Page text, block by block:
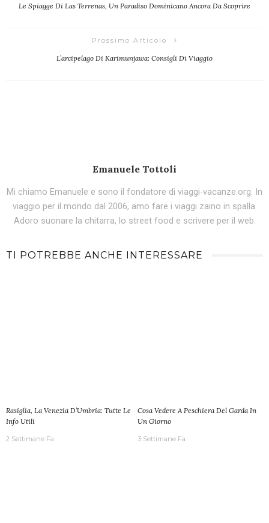
Le Spiagge Di Las Terrenas, Un Paradiso Dominicano Ancora Da Scoprire
Prossimo Articolo
L’arcipelago Di Karimunjawa: Consigli Di Viaggio
Emanuele Tottoli
Mi chiamo Emanuele e sono il fondatore di viaggi-vacanze.org. In
viaggio per il mondo dal 2006, amo fare i viaggi zaino in spalla.
Adoro suonare la chitarra, lo street food e scrivere per il web.
TI POTREBBE ANCHE INTERESSARE
Rasiglia, La Venezia D’Umbria: Tutte Le
Info Utili
2 Settimane Fa
Cosa Vedere A Peschiera Del Garda In
Un Giorno
3 Settimane Fa